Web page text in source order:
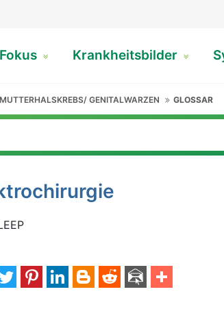
Fokus Krankheitsbilder
GENITALWARZEN GLOSSAR